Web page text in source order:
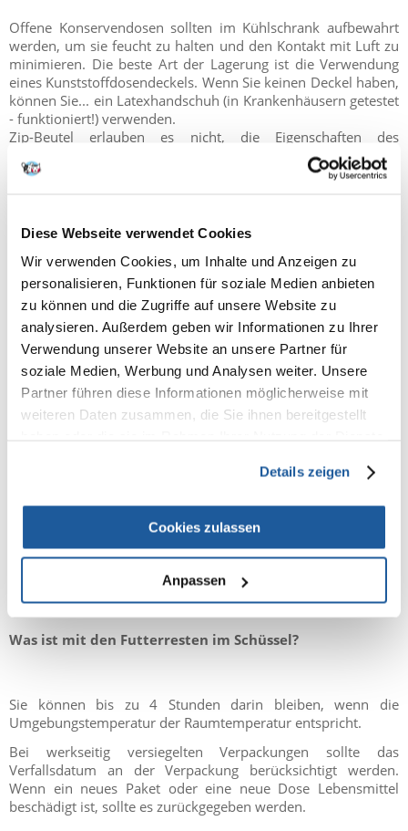
Diese Webseite verwendet Cookies
Wir verwenden Cookies, um Inhalte und Anzeigen zu
personalisieren, Funktionen für soziale Medien anbieten
zu können und die Zugriffe auf unsere Website zu
analysieren. Außerdem geben wir Informationen zu Ihrer
Verwendung unserer Website an unsere Partner für
soziale Medien, Werbung und Analysen weiter. Unsere
Partner führen diese Informationen möglicherweise mit
weiteren Daten zusammen, die Sie ihnen bereitgestellt
Details zeigen
Cookies zulassen
Anpassen
Offene Konservendosen sollten im Kühlschrank aufbewahrt
werden, um sie feucht zu halten und den Kontakt mit Luft zu
minimieren. Die beste Art der Lagerung ist die Verwendung
eines Kunststoffdosendeckels. Wenn Sie keinen Deckel haben,
können Sie... ein Latexhandschuh (in Krankenhäusern getestet
- funktioniert!) verwenden.
Zip-Beutel erlauben es nicht, die Eigenschaften des
Lebensmittels zu erhalten und werden definitiv nicht
empfohlen.
überprüft werden.
Was ist mit den Futterresten im Schüssel?
Sie können bis zu 4 Stunden darin bleiben, wenn die
Umgebungstemperatur der Raumtemperatur entspricht.
Bei werkseitig versiegelten Verpackungen sollte das
Verfallsdatum an der Verpackung berücksichtigt werden.
Wenn ein neues Paket oder eine neue Dose Lebensmittel
beschädigt ist, sollte es zurückgegeben werden.